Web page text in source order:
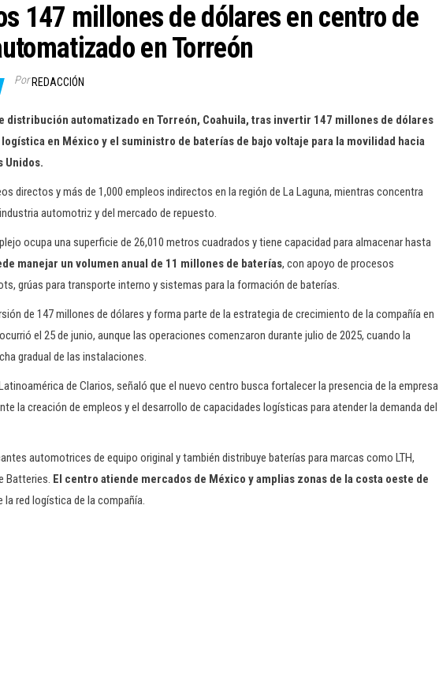
147 millones de dólares en centro de
en Torreón
Por REDACCIÓN
distribución automatizado en Torreón, Coahuila, tras invertir 147 millones de dólares
en México y el suministro de baterías de bajo voltaje para la movilidad hacia
Unidos.
directos y más de 1,000 empleos indirectos en la región de La Laguna, mientras concentra
automotriz y del mercado de repuesto.
ocupa una superficie de 26,010 metros cuadrados y tiene capacidad para almacenar hasta
manejar un volumen anual de 11 millones de baterías, con apoyo de procesos
grúas para transporte interno y sistemas para la formación de baterías.
de 147 millones de dólares y forma parte de la estrategia de crecimiento de la compañía en
el 25 de junio, aunque las operaciones comenzaron durante julio de 2025, cuando la
gradual de las instalaciones.
de Clarios, señaló que el nuevo centro busca fortalecer la presencia de la empresa
la creación de empleos y el desarrollo de capacidades logísticas para atender la demanda del
automotrices de equipo original y también distribuye baterías para marcas como LTH,
Batteries. El centro atiende mercados de México y amplias zonas de la costa oeste de
la red logística de la compañía.